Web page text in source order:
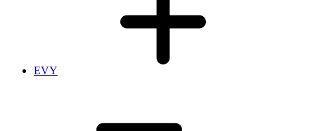
EVY